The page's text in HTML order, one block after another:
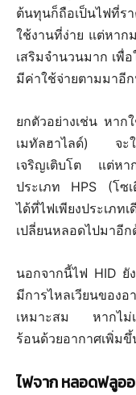
ต้นทุนก็ถือเป็นไฟที่ร
ใช้งานที่ง่าย แต่หาก
เสริมจำนวนมาก เพื่
มีค่าใช้จ่ายตามมาอี
ยกตัวอย่างเช่น หา
เมทัลฮาไลด์) จะใ
เจริญเติบโต แต่หา
ประเภท HPS (โซ
ได้ที่ไฟเพียงประเภ
เปลี่ยนหลอดไปมาอีก
นอกจากนี้ไฟ HID ยั
มีการไหลเวียนของ
เหมาะสม หากไม่เ
ร้อนด้วยอากาศเพิ่มขึ้
ไฟจาก หลอดฟลูออ